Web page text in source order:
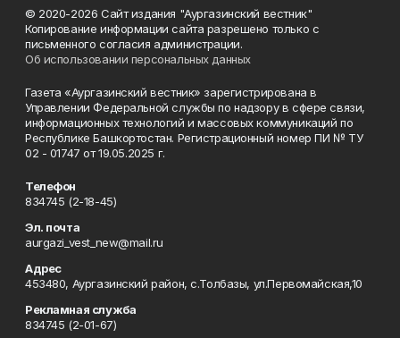
© 2020-2026 Сайт издания "Аургазинский вестник"
Копирование информации сайта разрешено только с
письменного согласия администрации.
Об использовании персональных данных
Газета «Аургазинский вестник» зарегистрирована в
Управлении Федеральной службы по надзору в сфере связи,
информационных технологий и массовых коммуникаций по
Республике Башкортостан. Регистрационный номер ПИ № ТУ
02 - 01747 от 19.05.2025 г.
Телефон
834745 (2-18-45)
Эл. почта
aurgazi_vest_new@mail.ru
Адрес
453480, Аургазинский район, с.Толбазы, ул.Первомайская,10
Рекламная служба
834745 (2-01-67)